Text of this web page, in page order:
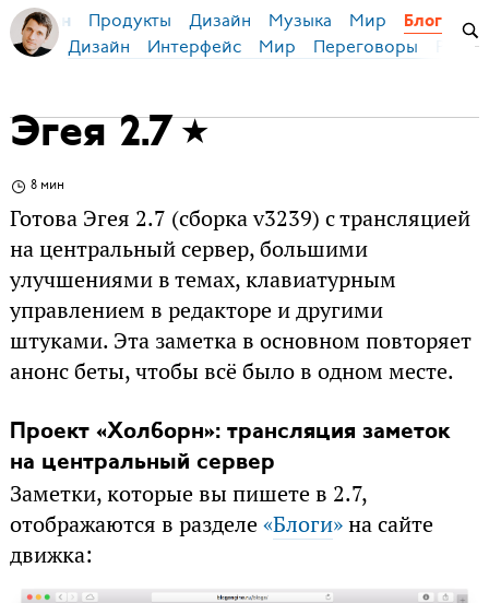
Бирман Продукты Дизайн Музыка Мир Блог
Дизайн Интерфейс Мир Переговоры
Эгея 2.7
8 мин
Готова Эгея 2.7 (сборка v3239) с трансляцией
на центральный сервер, большими
улучшениями в темах, клавиатурным
управлением в редакторе и другими
штуками. Эта заметка в основном повторяет
анонс беты, чтобы всё было в одном месте.
Проект «Холборн»: трансляция заметок
на центральный сервер
Заметки, которые вы пишете в 2.7,
отображаются в разделе«Блоги»на сайте
движка: